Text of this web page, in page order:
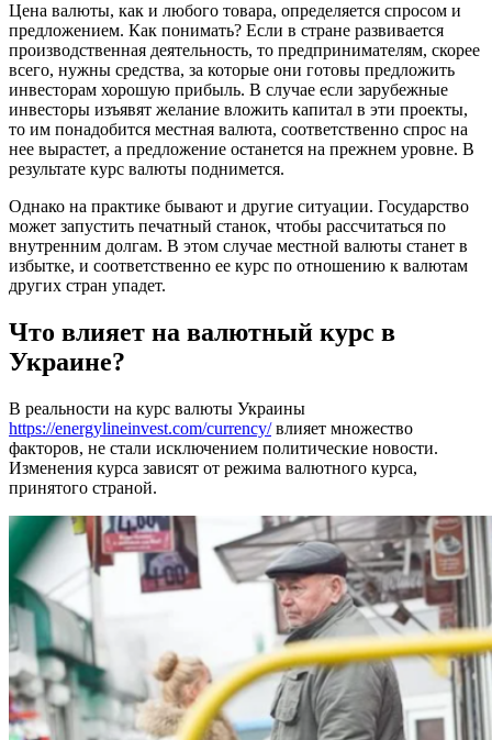
Цена валюты, как и любого товара, определяется спросом и
предложением. Как понимать? Если в стране развивается
производственная деятельность, то предпринимателям, скорее
всего, нужны средства, за которые они готовы предложить
инвесторам хорошую прибыль. В случае если зарубежные
инвесторы изъявят желание вложить капитал в эти проекты,
то им понадобится местная валюта, соответственно спрос на
нее вырастет, а предложение останется на прежнем уровне. В
результате курс валюты поднимется.
Однако на практике бывают и другие ситуации. Государство
может запустить печатный станок, чтобы рассчитаться по
внутренним долгам. В этом случае местной валюты станет в
избытке, и соответственно ее курс по отношению к валютам
других стран упадет.
Что влияет на валютный курс в
Украине?
В реальности на курс валюты Украины
https://energylineinvest.com/currency/влияет множество
факторов, не стали исключением политические новости.
Изменения курса зависят от режима валютного курса,
принятого страной.